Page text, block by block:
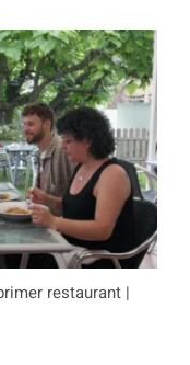
restaurant |